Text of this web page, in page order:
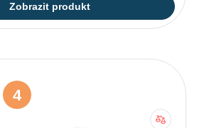
Zobrazit produkt
4